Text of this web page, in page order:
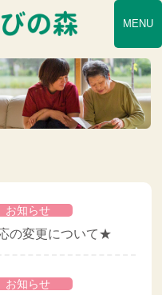
MENU
お知らせ
の変更について★
お知らせ